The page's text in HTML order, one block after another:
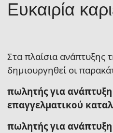
Ευκαιρία
Στα πλαίσια ανάπτυξης
δημιουργηθεί οι
πωλητής για
επαγγελματικού
πωλητής για